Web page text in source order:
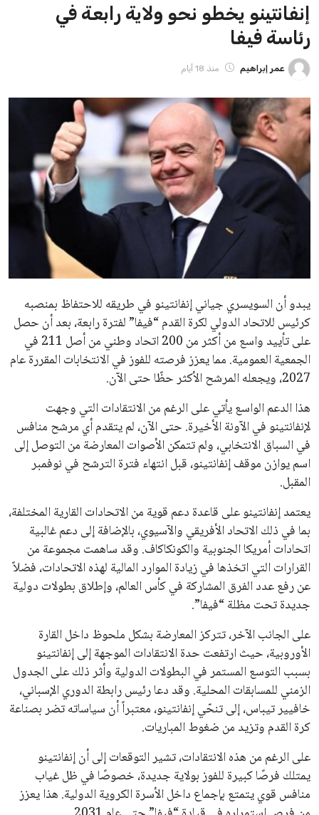
ايوا مصر
الاخبار الشائعة
إنفانتينو يخطو نحو ولاية رابعة في رئاسة فيفا
عمر إبراهيم
مستثمر هندي بريطاني يسعى لامتلاك حصة
عمر إبراهيم 22 يوليو 2026
تحقق من قهوتك المغشوشة 7 علامات تدل
على جودتها قبل أول رشفة
خالد فؤاد 18 يوليو 2026
القائمة البريدية
انضم إلى قائمة المشتركين لدينا لتحصل على أحدث الأخبار، التحديثات
والعروض الخاصة مباشرة في صندوق بريدك
اشتراك
جميع الحقوق محفوظة لموقعنا ايوا مصر